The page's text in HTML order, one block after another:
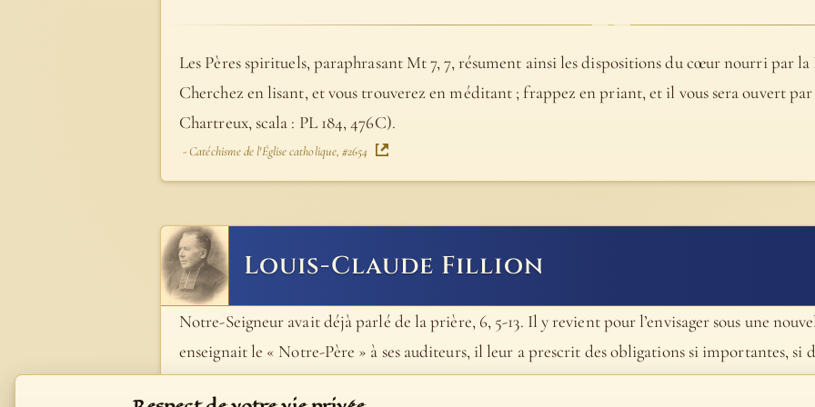
Les Pères spirituels, paraphrasant Mt 7, 7, résument ainsi les dispositions du cœur nourri par
Cherchez en lisant, et vous trouverez en méditant ; frappez en priant, et il vous sera ouvert
Chartreux, scala : PL 184, 476C).
- Catéchisme de l'Église catholique, #2654
Louis-Claude Fillion
Notre-Seigneur avait déjà parlé de la prière, 6, 5-13. Il y revient pour l’envisager sous une
enseignait le « Notre-Père » à ses auditeurs, il leur a prescrit des obligations si importantes, si
encourager en leur indiquant un moyen tout à fait infaillible de succès. « Il a donné sa